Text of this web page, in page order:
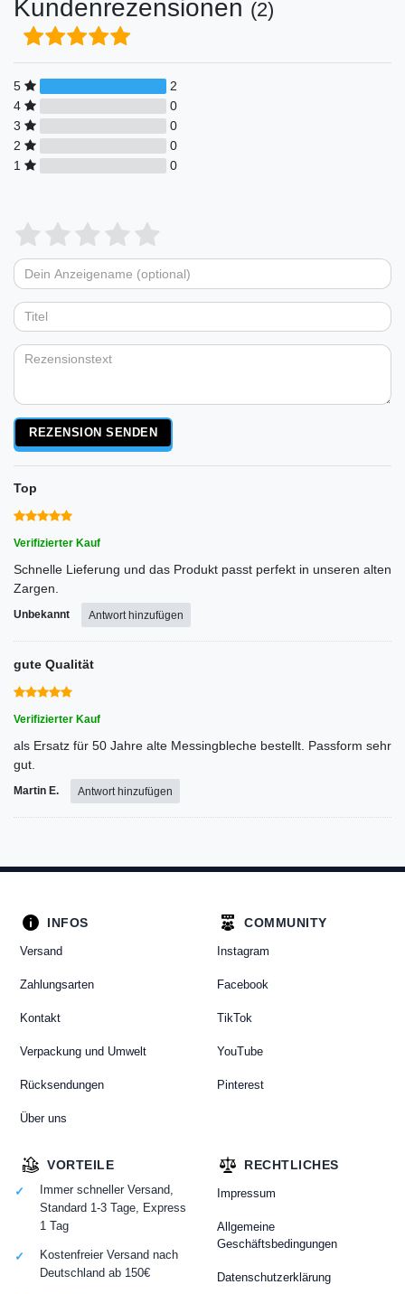
Kundenrezensionen (2)
5
2
4
0
3
0
2
0
1
0
Bewertungssterne
von
5
Bewertungssternen
4
von
5
Bewertungssternen
3
von
5
Bewertungssternen
2
von
5
Bewertungssternen
1
von
5
Bewertungssternen
Anzeigename
(optional)
REZENSION SENDEN
Top
Verifizierter Kauf
Schnelle Lieferung und das Produkt passt perfekt in unseren alten
Zargen.
Unbekannt Antwort hinzufügen
gute Qualität
Verifizierter Kauf
als Ersatz für 50 Jahre alte Messingbleche bestellt. Passform sehr
gut.
Martin E. Antwort hinzufügen
INFOS
Versand
Zahlungsarten
Kontakt
Verpackung und Umwelt
Rücksendungen
Über uns
COMMUNITY
Instagram
Facebook
TikTok
YouTube
Pinterest
RECHTLICHES
Impressum
Allgemeine
Geschäftsbedingungen
Datenschutzerklärung
VORTEILE
Immer schneller Versand,
Standard 1-3 Tage, Express
1 Tag
Kostenfreier Versand nach
Deutschland ab 150€